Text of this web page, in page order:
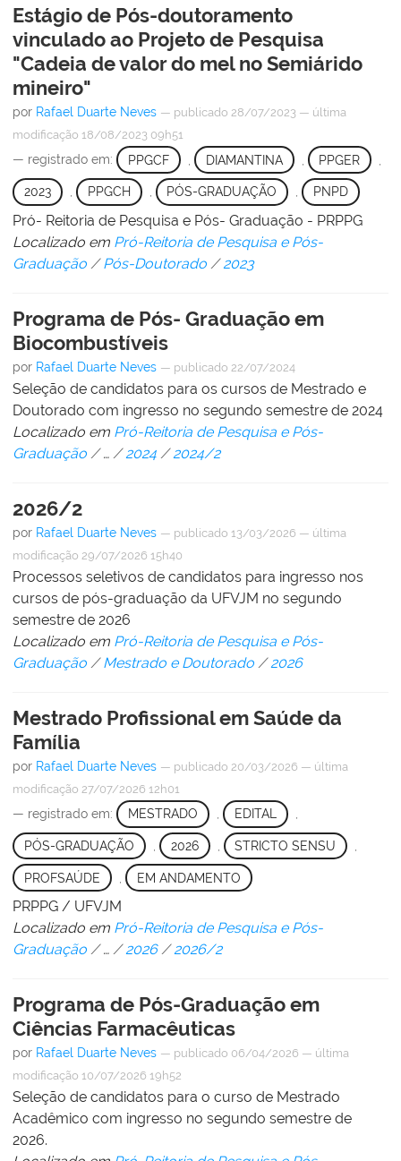
Estágio de Pós-doutoramento
vinculado ao Projeto de Pesquisa
"Cadeia de valor do mel no Semiárido
mineiro"
por Rafael Duarte Neves — publicado 28/07/2023 — última
modificação 18/08/2023 09h51
— registrado em: PPGCF DIAMANTINA PPGER
2023 , PPGCH , PÓS-GRADUAÇÃO , PNPD
Pró- Reitoria de Pesquisa e Pós- Graduação - PRPPG
Localizado em Pró-Reitoria de Pesquisa e Pós-
Graduação /Pós-Doutorado /2023
Programa de Pós- Graduação em
Biocombustíveis
por Rafael Duarte Neves — publicado 22/07/2024
Seleção de candidatos para os cursos de Mestrado e
Doutorado com ingresso no segundo semestre de 2024
Localizado em Pró-Reitoria de Pesquisa e Pós-
Graduação /… /2024 /2024/2
2026/2
por Rafael Duarte Neves — publicado 13/03/2026 — última
modificação 29/07/2026 15h40
Processos seletivos de candidatos para ingresso nos
cursos de pós-graduação da UFVJM no segundo
semestre de 2026
Localizado em Pró-Reitoria de Pesquisa e Pós-
Graduação /Mestrado e Doutorado /2026
Mestrado Profissional em Saúde da
Família
por Rafael Duarte Neves — publicado 20/03/2026 — última
modificação 27/07/2026 12h01
— registrado em: MESTRADO EDITAL
PÓS-GRADUAÇÃO 2026 STRICTO SENSU
PROFSAÚDE EM ANDAMENTO
PRPPG / UFVJM
Localizado em Pró-Reitoria de Pesquisa e Pós-
Graduação /… /2026 /2026/2
Programa de Pós-Graduação em
Ciências Farmacêuticas
por Rafael Duarte Neves — publicado 06/04/2026 — última
modificação 10/07/2026 19h52
Seleção de candidatos para o curso de Mestrado
Acadêmico com ingresso no segundo semestre de
2026.